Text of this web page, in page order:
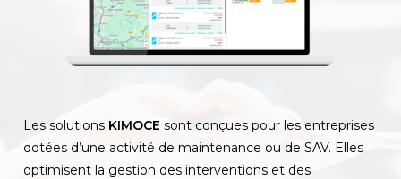
Les solutions KIMOCE sont conçues pour les entreprises
dotées d’une activité de maintenance ou de SAV. Elles
optimisent la gestion des interventions et des